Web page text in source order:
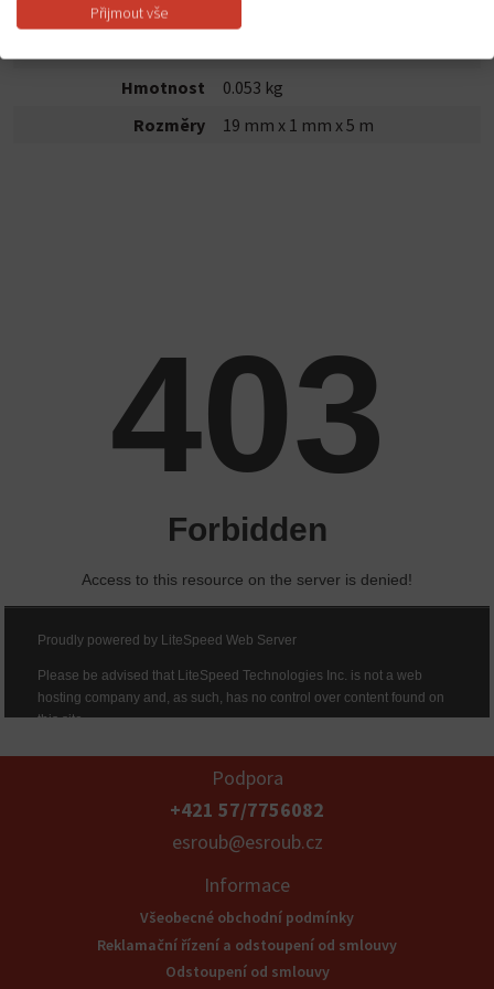
výrobku, postupy, hodnoty atd. jsou uvedeny v technickém listu.
Hmotnost
0.053 kg
Rozměry
19 mm x 1 mm x 5 m
Podpora
+421 57/7756082
esroub@esroub.cz
Informace
Všeobecné obchodní podmínky
Reklamační řízení a odstoupení od smlouvy
Odstoupení od smlouvy
Přijmout vše